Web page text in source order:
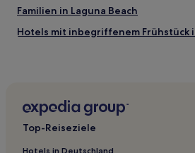
Familien in Laguna Beach
Hotels mit inbegriffenem Frühstück
Haustierfreundliche in Temecula
Luxus in Temecula
Top-Reiseziele
Hotels in Deutschland